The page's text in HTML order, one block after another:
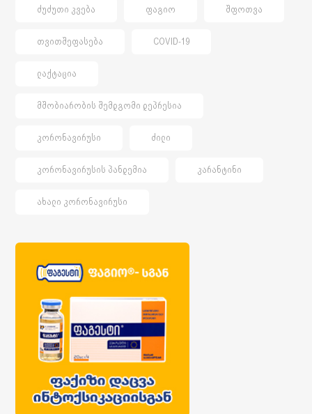
ᲫᲣᲫᲣᲗᲘ ᲙᲕᲔᲑᲐ ᲤᲐᲒᲘᲝ ᲨᲤᲝᲗᲕᲐ
ᲗᲕᲘᲗᲨᲔᲤᲐᲡᲔᲑᲐ COVID-19
ᲚᲐᲥᲢᲐᲪᲘᲐ
ᲛᲨᲝᲑᲘᲐᲠᲝᲑᲘᲡ ᲨᲔᲛᲓᲒᲝᲛᲘ ᲓᲔᲞᲠᲔᲡᲘᲐ
ᲙᲝᲠᲝᲜᲐᲕᲘᲠᲣᲡᲘ ᲫᲘᲚᲘ
ᲙᲝᲠᲝᲜᲐᲕᲘᲠᲣᲡᲘᲡ ᲞᲐᲜᲓᲔᲛᲘᲐ ᲙᲐᲠᲐᲜᲢᲘᲜᲘ
ᲐᲮᲐᲚᲘ ᲙᲝᲠᲝᲜᲐᲕᲘᲠᲣᲡᲘ